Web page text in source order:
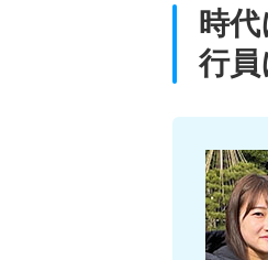
時
行員